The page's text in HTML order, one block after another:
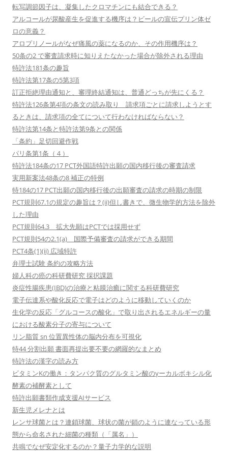
転写調節因子は、凝集したクロマチンにも結合できる？
アルコールが尿酸産生を促進する機序は？ビールの宣伝プリン体ゼ
ロの意義？
アロプリノールがなぜ痛風の薬になるのか、その作用機序は？
50条の2 で審査請求時に知りえたなかった場合が除外される理由
特許法181条の趣旨
特許法第17条の5第3項
訂正拒絶理由通知と、審理終結通知は、普通どっちが先にくる？
特許法126条第4項の条文の読み取り 請求項ごとに請求しようとす
るときは、請求項の全てについて行わなければならない？
特許法第14条と特許法第9条との関係
「条約」足切回避作戦
パリ条第1条（４）
特許法184条の17 PCT外国語特許出願の国内移行後の審査請求
実用新案法48条の8 補正の特例
特184の17 PCT出願の国内移行後の出願審査の請求の時期の制限
PCT規則67.1の規定の趣旨は？(ii)但し書きで、微生物学的方法を除外
した理由
PCT規則64.3 拡大先願はPCTでは採用せず
PCT規則54の2.1(a) 国際予備審査の請求ができる期間
PCT4条(1)(ii) 広域特許
弁理士試験 条約の攻略方法
婦人科の癌の科研費研究 採択課題
炎症性腸疾患(IBD)の治療と粘膜治癒に関する科研費研究
電子伝達系や酸化反応で電子はどのように移動していくのか
生化学の反応「グルコースの酸化」で取り出されるエネルギーの量
における酸素分子の寄与について
リン脂質 sn 位置異性体の脳内分布を可視化
特44 分割出願 書面再提出要不要の網羅的なまとめ
特許法の漢字の読み方
ビタミンKの働き：タンパク質のグルタミン酸のγーカルボキシル化
酵素の補酵素として
特許出願書類作成支援AIサービス
新生児メレナとは
レンサ球菌とは？連鎖球菌、球状の菌が鎖のように連なっている形
態から命名された細菌の種類（「属名」）
共鳴でなぜ安定化するのか？量子力学的な説明